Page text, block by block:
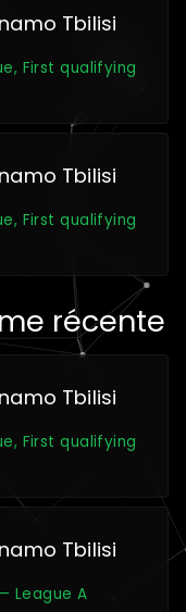
Tbilisi
First qualifying
Tbilisi
First qualifying
récente
Tbilisi
First qualifying
Tbilisi
League A